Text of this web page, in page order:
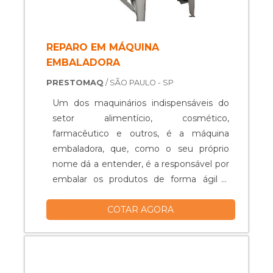
para embalagens e projetos especiais
com ótima qualidade e assertividade..
REPARO EM MÁQUINA
EMBALADORA
PRESTOMAQ / SÃO PAULO - SP
Um dos maquinários indispensáveis do
setor alimentício, cosmético,
farmacêutico e outros, é a máquina
embaladora, que, como o seu próprio
nome dá a entender, é a responsável por
embalar os produtos de forma ágil e
do setor e embalando cada vez mais
MÁQUINA PODE SER
COTAR AGORA